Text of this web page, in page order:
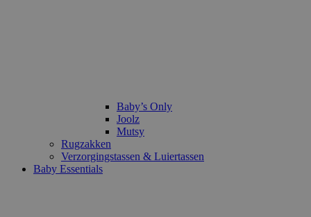
Baby’s Only
Joolz
Mutsy
Rugzakken
Verzorgingstassen & Luiertassen
Baby Essentials